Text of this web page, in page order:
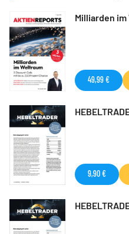
Milliarden
49,99 €
9,90 €